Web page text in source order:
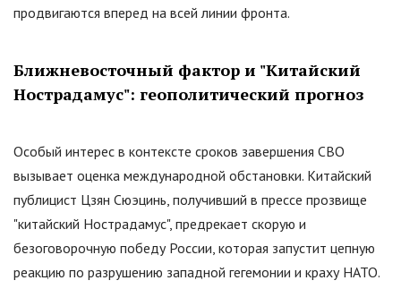
продвигаются вперед на всей линии фронта.
Ближневосточный фактор и "Китайский
Нострадамус": геополитический прогноз
Особый интерес в контексте сроков завершения СВО
вызывает оценка международной обстановки. Китайский
публицист Цзян Сюэцинь, получивший в прессе прозвище
"китайский Нострадамус", предрекает скорую и
безоговорочную победу России, которая запустит цепную
реакцию по разрушению западной гегемонии и краху НАТО.